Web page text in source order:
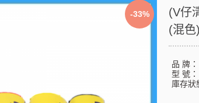
-33%
(V仔
(混色
品 牌：
型 號：
庫存狀